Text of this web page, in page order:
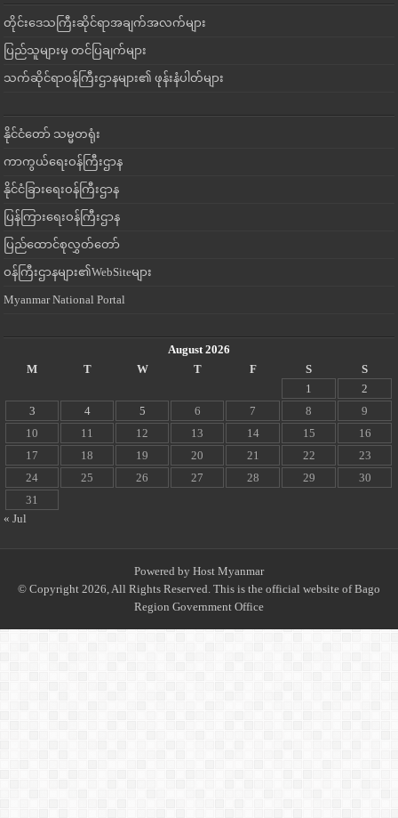
တိုင်းဒေသကြီးဆိုင်ရာအချက်အလက်များ
ပြည်သူများမှ တင်ပြချက်များ
သက်ဆိုင်ရာဝန်ကြီးဌာနများ၏ ဖုန်းနံပါတ်များ
နိုင်ငံတော် သမ္မတရုံး
ကာကွယ်ရေးဝန်ကြီးဌာန
နိုင်ငံခြားရေးဝန်ကြီးဌာန
ပြန်ကြားရေးဝန်ကြီးဌာန
ပြည်ထောင်စုလွှတ်တော်
ဝန်ကြီးဌာနများ၏WebSiteများ
Myanmar National Portal
August 2026
M
T W T F S
S
1
2
3
4 5 6 7 8
9
10
11 12 13 14 15
16
17
18 19 20 21 22
23
24
25 26 27 28 29
30
31
« Jul
Powered by Host Myanmar
© Copyright 2026, All Rights Reserved. This is the official website of Bago
Region Government Office